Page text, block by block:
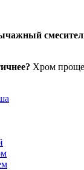
Хром проще